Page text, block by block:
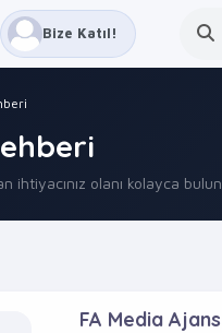
Bize Katıl!
ihtiyacınız olanı kolayca bulun.
FA Media Ajans